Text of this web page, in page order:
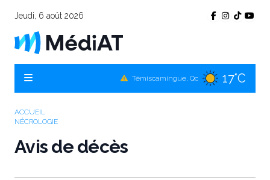
Jeudi, 6 août 2026
17°C
La Sarre, Qc 19°C
ACCUEIL
NÉCROLOGIE
Avis de décès